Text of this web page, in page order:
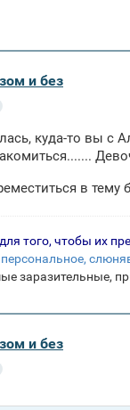
и без
куда-то вы с
в тему
того, чтобы их
персональное,
и без